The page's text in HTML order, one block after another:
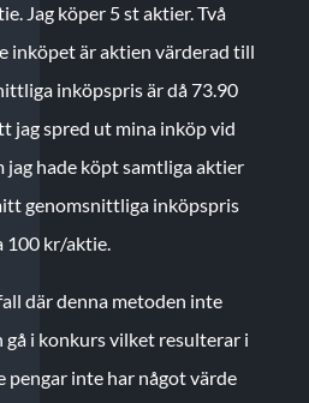
Jag köper 5 st aktier.Två
inköpet är aktien värderad till
inköpspris är då 73.90
jag spred ut mina inköp vid
hade köpt samtliga aktier
genomsnittliga inköpspris
100 kr/aktie.
där denna metoden inte
gå i konkurs vilket resulterar i
pengar inte har något värde